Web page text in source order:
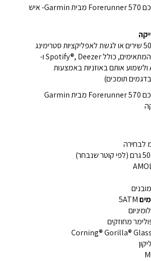
ניתן לאחסן עד 500 שירים או לגשת לאפליקציות סטרימינג
על ידי השירותים המתאימים, כולל Spotify®, Deezer ו-
Amazon Music ולשמוע אותם באוזניות באמצעות
5ATM
מחוזקים